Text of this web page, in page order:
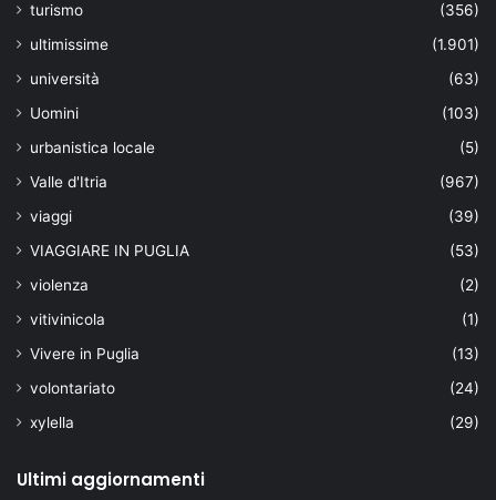
turismo
(356)
ultimissime
(1.901)
università
(63)
Uomini
(103)
urbanistica locale
(5)
Valle d'Itria
(967)
viaggi
(39)
VIAGGIARE IN PUGLIA
(53)
violenza
(2)
vitivinicola
(1)
Vivere in Puglia
(13)
volontariato
(24)
xylella
(29)
Ultimi aggiornamenti